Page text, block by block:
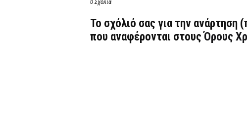
0 Σχόλια
Το σχόλιό σας για την ανάρτηση
που αναφέρονται στουςΌρους